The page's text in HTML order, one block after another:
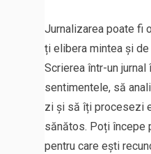
Jurnalizarea poate fi
ți elibera mintea și
Scrierea într-un
sentimentele, să
zi și să îți procesezi
sănătos. Poți începe
pentru care ești